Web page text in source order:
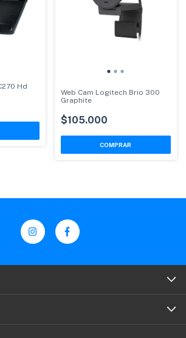
Hd
Web Cam Logitech Brio 300
Graphite
$105.000